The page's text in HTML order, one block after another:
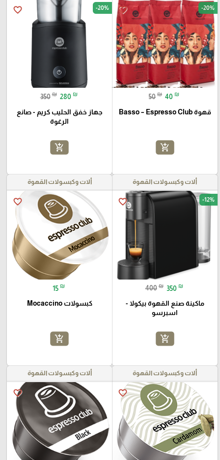
favorite_border -20%
50 ₪ 40 ₪
قهوة Basso – Espresso Club
add_shopping_cart
favorite_border -20%
350 ₪ 280 ₪
جهاز خفق الحليب كريم - صانع
الرغوة
add_shopping_cart
ألات وكبسولات القهوة
favorite_border -12%
400 ₪ 350 ₪
ماكينة صنع القهوة بيكولا -
اسبرسو
add_shopping_cart
ألات وكبسولات القهوة
favorite_border
15 ₪
كبسولات Mocaccino
add_shopping_cart
ألات وكبسولات القهوة
favorite_border
ألات وكبسولات القهوة
favorite_border